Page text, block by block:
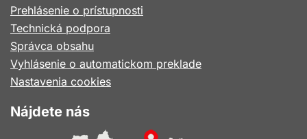
okne
Prehlásenie o prístupnosti
Technická podpora
Správca obsahu
Vyhlásenie o automatickom preklade
Nastavenia cookies
Nájdete nás